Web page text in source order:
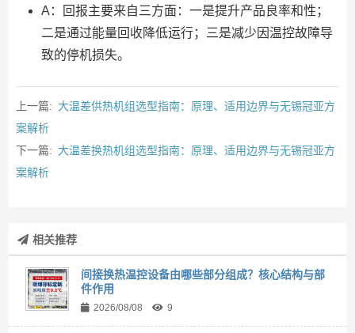
A：回报主要来自三方面：一是提升产品良率和性；
二是通过能量回收降低运行；三是减少因温控故障导
致的停机损失。
上一篇: 大温差供热机组选型指南：原理、适用边界与无锡冠亚方
案解析
下一篇: 大温差换热机组选型指南：原理、适用边界与无锡冠亚方
案解析
相关推荐
间接换热温控设备由哪些部分组成？核心结构与部
件作用
2026/08/08 9